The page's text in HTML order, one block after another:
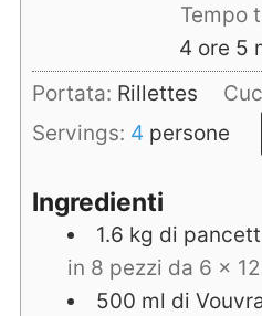
Tempo
4 ore
ore 5
Portata: Rillettes
Servings: 4 persone
Ingredienti
1.6 kg di
in 8 pezzi da 6 x
500 ml di